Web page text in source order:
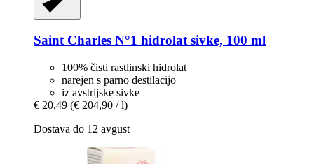
Saint Charles N°1 hidrolat sivke, 100 ml
100% čisti rastlinski hidrolat
narejen s parno destilacijo
iz avstrijske sivke
€ 20,49 (€ 204,90 / l)
Dostava do 12 avgust